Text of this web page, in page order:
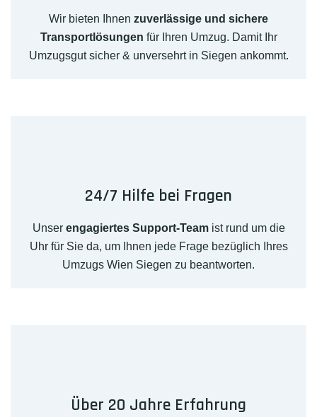
Wir bieten Ihnen zuverlässige und sichere
Transportlösungen für Ihren Umzug. Damit Ihr
Umzugsgut sicher & unversehrt in Siegen ankommt.
24/7 Hilfe bei Fragen
Unser engagiertes Support-Teamist rund um die
Uhr für Sie da, um Ihnen jede Frage bezüglich Ihres
Umzugs Wien Siegen zu beantworten.
Über 20 Jahre Erfahrung